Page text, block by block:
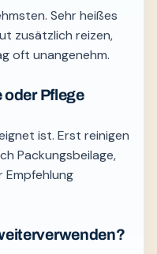
Sehr heißes
zusätzlich reizen,
oft unangenehm.
oder Pflege
ist. Erst reinigen
Packungsbeilage,
Empfehlung